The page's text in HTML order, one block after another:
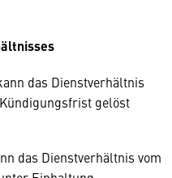
das Dienstverhältnis
gelöst
das Dienstverhältnis vom